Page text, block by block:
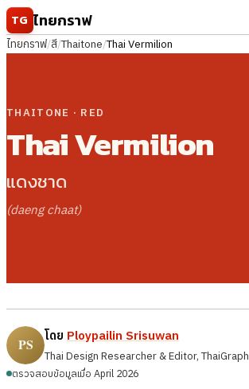
ข้ามไปยังเนื้อหา
TG ไทยกราฟ
ไทยกราฟ/สี/Thaitone/Thai Vermilion
THAITONE · RED
Thai Vermilion
แดงชาด
(daeng chaat)
โดย Ploypailin Srisuwan
Thai Design Researcher & Editor, ThaiGraph
ตรวจสอบข้อมูลเมื่อ April 2026